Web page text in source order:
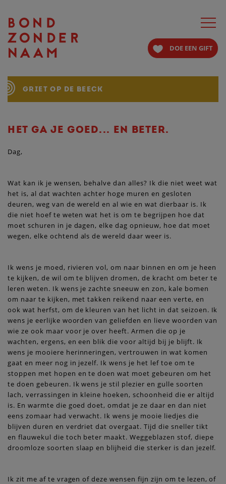
Toggle
DOE EEN GIFT
GRIET OP DE BEECK
HET GA JE GOED... EN BETER.
Dag,
Wat kan ik je wensen, behalve dan alles? Ik die niet weet wat
het is, al dat wachten achter hoge muren en gesloten
deuren, weg van de wereld en al wie en wat dierbaar is. Ik
die niet hoef te weten wat het is om te begrijpen hoe dat
moet schuren in je dagen, elke dag opnieuw, hoe dat moet
wegen, elke ochtend als de wereld daar weer is.
Ik wens je moed, rivieren vol, om naar binnen en om je heen
te kijken, de wil om te blijven dromen, de kracht om beter te
leren weten. Ik wens je zachte sneeuw en zon, kale bomen
om naar te kijken, met takken reikend naar een verte, en
ook wat herfst, om de kleuren van het licht in dat seizoen. Ik
wens je eerlijke woorden van geliefden en lieve woorden van
wie ze ook maar voor je over heeft. Armen die op je
wachten, ergens, en een blik die voor altijd bij je blijft. Ik
wens je mooiere herinneringen, vertrouwen in wat komen
gaat en meer nog in jezelf. Ik wens je het lef toe om te
stoppen met hopen en te doen wat moet gebeuren om het
te doen gebeuren. Ik wens je stil plezier en gulle soorten
lach, verrassingen in kleine hoeken, schoonheid die er altijd
is. En warmte die goed doet, omdat je ze daar en dan niet
eens zomaar had verwacht. Ik wens je mooie liedjes die
blijven duren en verdriet dat overgaat. Tijd die sneller tikt
en flauwekul die toch beter maakt. Weggeblazen stof, diepe
droomloze soorten slaap en blijheid die sterker is dan jezelf.
Ik zit me af te vragen of deze wensen fijn zijn om te lezen, of